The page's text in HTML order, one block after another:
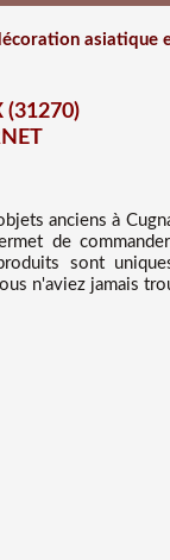
asiatique
(31270)
anciens à
de
sont
n'aviez jamais